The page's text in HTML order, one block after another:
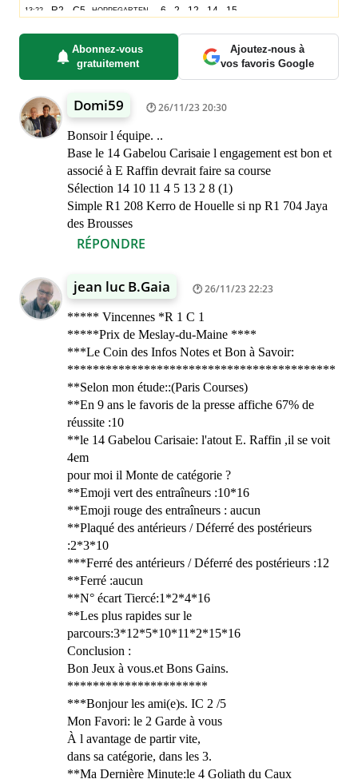
Abonnez-vous
gratuitement
Ajoutez-nous à
vos favoris Google
Domi59 26/11/23 20:30
Bonsoir l équipe. ..
Base le 14 Gabelou Carisaie l engagement est bon et
associé à E Raffin devrait faire sa course
Sélection 14 10 11 4 5 13 2 8 (1)
Simple R1 208 Kerro de Houelle si np R1 704 Jaya
des Brousses
RÉPONDRE
jean luc B.Gaia 26/11/23 22:23
***** Vincennes *R 1 C 1
*****Prix de Meslay-du-Maine ****
***Le Coin des Infos Notes et Bon à Savoir:
******************************************
**Selon mon étude::(Paris Courses)
**En 9 ans le favoris de la presse affiche 67% de
réussite :10
**le 14 Gabelou Carisaie: l'atout E. Raffin ,il se voit
4em
pour moi il Monte de catégorie ?
**Emoji vert des entraîneurs :10*16
**Emoji rouge des entraîneurs : aucun
**Plaqué des antérieurs / Déferré des postérieurs
:2*3*10
***Ferré des antérieurs / Déferré des postérieurs :12
**Ferré :aucun
**N° écart Tiercé:1*2*4*16
**Les plus rapides sur le
parcours:3*12*5*10*11*2*15*16
Conclusion :
Bon Jeux à vous.et Bons Gains.
**********************
***Bonjour les ami(e)s. IC 2 /5
Mon Favori: le 2 Garde à vous
À l avantage de partir vite,
dans sa catégorie, dans les 3.
**Ma Dernière Minute:le 4 Goliath du Caux